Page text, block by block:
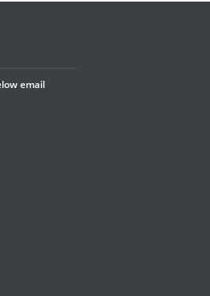
email